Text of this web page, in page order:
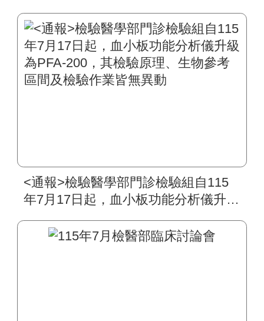
<通報>檢驗醫學部門診檢驗組自115
年7月17日起，血小板功能分析儀升級
區間及檢驗作業皆無異動